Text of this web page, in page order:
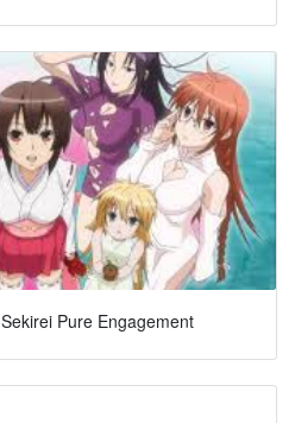
الحلقة 01 من أنمي Sekirei Pure Engagement